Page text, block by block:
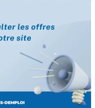
🚀
avez jusqu’au 31
entendre votre voix !
enquête vise à établir
situation socio-
et scientifiques